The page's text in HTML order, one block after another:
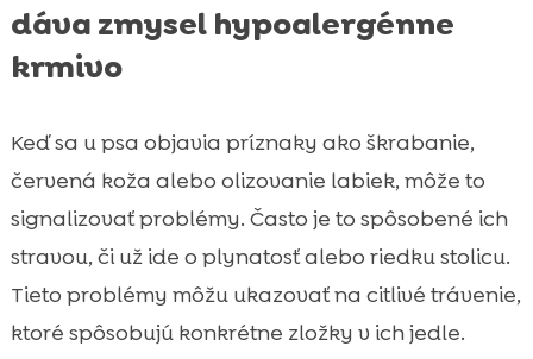
dáva zmysel hypoalergénne
krmivo
Keď sa u psa objavia príznaky ako škrabanie,
červená koža alebo olizovanie labiek, môže to
signalizovať problémy. Často je to spôsobené ich
stravou, či už ide o plynatosť alebo riedku stolicu.
Tieto problémy môžu ukazovať na citlivé trávenie,
ktoré spôsobujú konkrétne zložky v ich jedle.